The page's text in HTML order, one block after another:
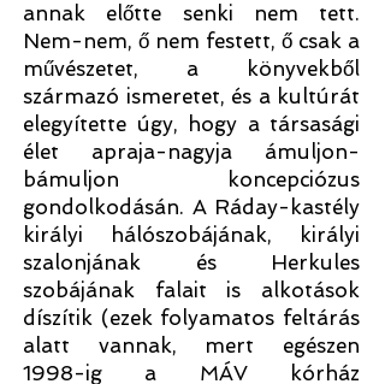
annak előtte senki nem tett.
Nem-nem, ő nem festett, ő csak a
művészetet, a könyvekből
származó ismeretet, és a kultúrát
elegyítette úgy, hogy a társasági
élet apraja-nagyja ámuljon-
bámuljon koncepciózus
gondolkodásán. A Ráday-kastély
királyi hálószobájának, királyi
szalonjának és Herkules
szobájának falait is alkotások
díszítik (ezek folyamatos feltárás
alatt vannak, mert egészen
1998-ig a MÁV kórház